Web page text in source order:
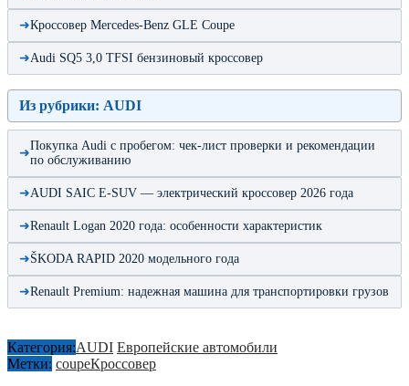
Кроссовер Mercedes-Benz GLE Coupe
Audi SQ5 3,0 TFSI бензиновый кроссовер
Из рубрики: AUDI
Покупка Audi с пробегом: чек-лист проверки и рекомендации
по обслуживанию
AUDI SAIC E-SUV — электрический кроссовер 2026 года
Renault Logan 2020 года: особенности характеристик
ŠKODA RAPID 2020 модельного года
Renault Premium: надежная машина для транспортировки грузов
Категория:AUDI Европейские автомобили
Метки: coupeКроссовер